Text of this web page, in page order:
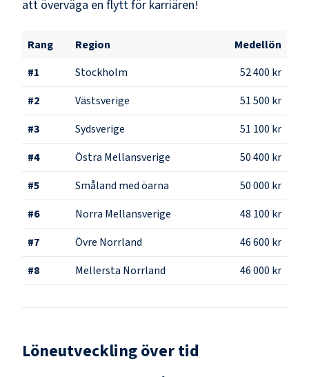
att överväga en flytt för karriären!
Rang Region
Medellön
#1 Stockholm
52 400 kr
#2 Västsverige
51 500 kr
#3 Sydsverige
51 100 kr
#4 Östra Mellansverige
50 400 kr
#5 Småland med öarna
50 000 kr
#6 Norra Mellansverige
48 100 kr
#7 Övre Norrland
46 600 kr
#8 Mellersta Norrland 46 000 kr
Löneutveckling över tid